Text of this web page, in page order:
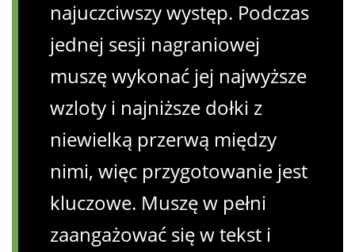
najuczciwszy występ. Podczas
jednej sesji nagraniowej
muszę wykonać jej najwyższe
wzloty i najniższe dołki z
niewielką przerwą między
nimi, więc przygotowanie jest
kluczowe. Muszę w pełni
zaangażować się w tekst i